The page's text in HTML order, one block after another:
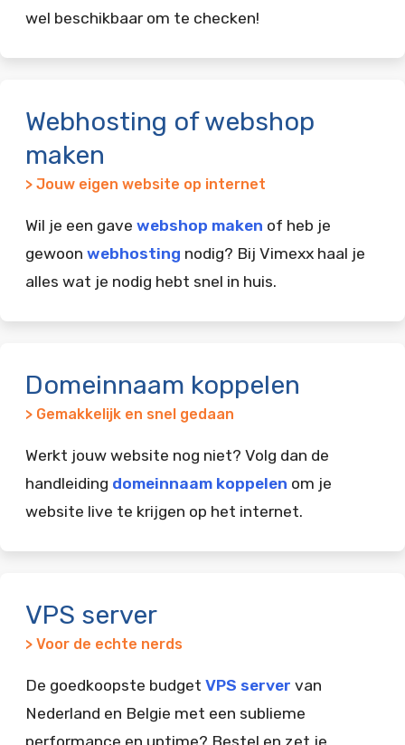
wel beschikbaar om te checken!
Webhosting of webshop
maken
> Jouw eigen website op internet
Wil je een gave webshop maken of heb je
gewoon webhosting nodig? Bij Vimexx haal je
alles wat je nodig hebt snel in huis.
Domeinnaam koppelen
> Gemakkelijk en snel gedaan
Werkt jouw website nog niet? Volg dan de
handleiding domeinnaam koppelen om je
website live te krijgen op het internet.
VPS server
> Voor de echte nerds
De goedkoopste budget VPS server van
Nederland en Belgie met een sublieme
performance en uptime? Bestel en zet je